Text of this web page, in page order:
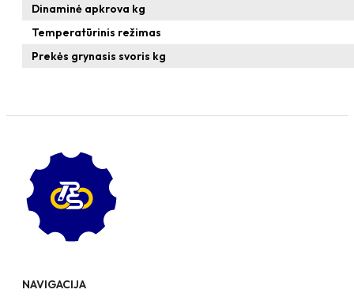
Dinaminė apkrova kg
Temperatūrinis režimas
Prekės grynasis svoris kg
NAVIGACIJA